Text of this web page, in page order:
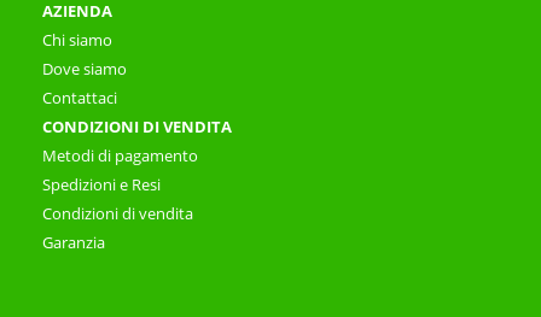
AZIENDA
Chi siamo
Dove siamo
Contattaci
CONDIZIONI DI VENDITA
Metodi di pagamento
Spedizioni e Resi
Condizioni di vendita
Garanzia